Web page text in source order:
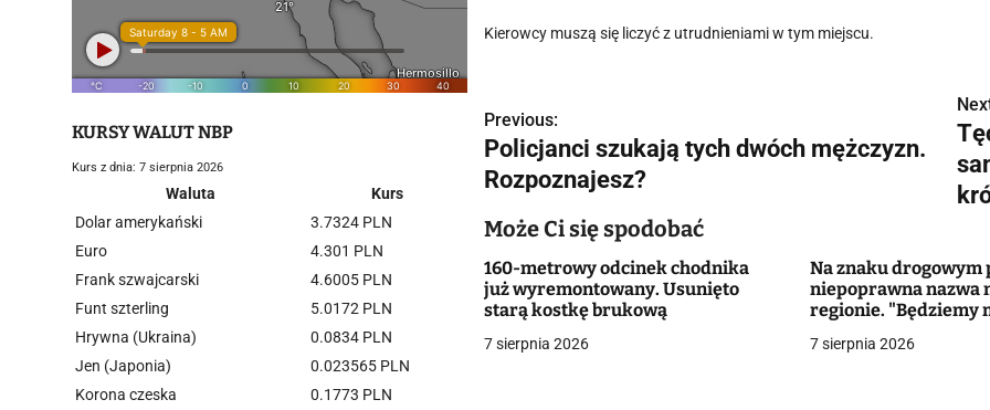
Kierowcy muszą się liczyć z utrudnieniami w tym miejscu.
N
a
w
i
g
a
Previous:
Policjanci szukają tych dwóch mężczyzn.
Rozpoznajesz?
Może Ci się spodobać
160-metrowy odcinek chodnika
już wyremontowany. Usunięto
starą kostkę brukową
7 sierpnia 2026
Na znaku drogowym
niepoprawna nazwa
regionie. "Będziemy
7 sierpnia 2026
KURSY WALUT NBP
Kurs z dnia: 7 sierpnia 2026
Waluta
Kurs
Dolar amerykański
3.7324 PLN
Euro
4.301 PLN
Frank szwajcarski
4.6005 PLN
Funt szterling
5.0172 PLN
Hrywna (Ukraina)
0.0834 PLN
Jen (Japonia)
0.023565 PLN
Korona czeska
0.1773 PLN